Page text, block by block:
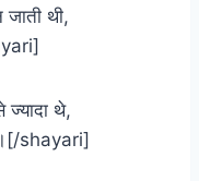
थी,
थे,
shayari]